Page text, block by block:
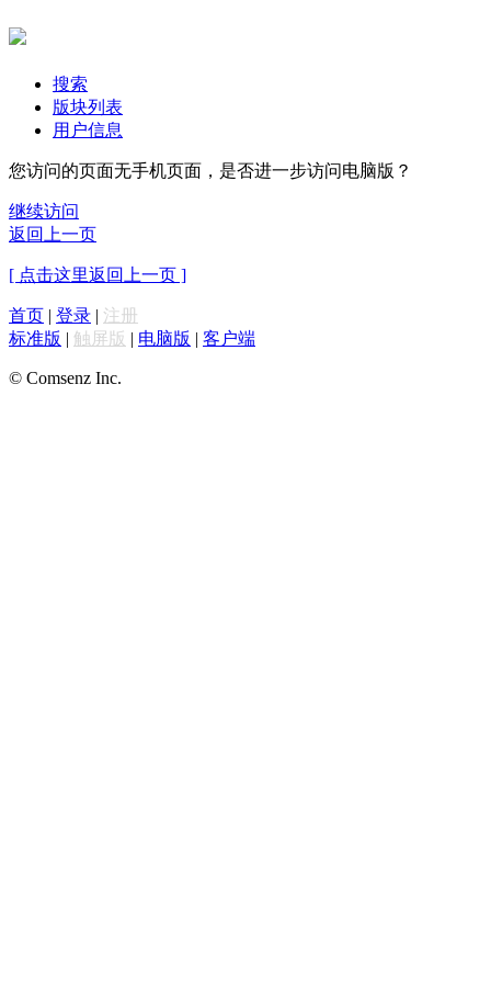
搜索
版块列表
用户信息
您访问的页面无手机页面，是否进一步访问电脑版？
继续访问
返回上一页
[ 点击这里返回上一页 ]
首页 | 登录 | 注册
标准版 | 触屏版 | 电脑版 | 客户端
© Comsenz Inc.